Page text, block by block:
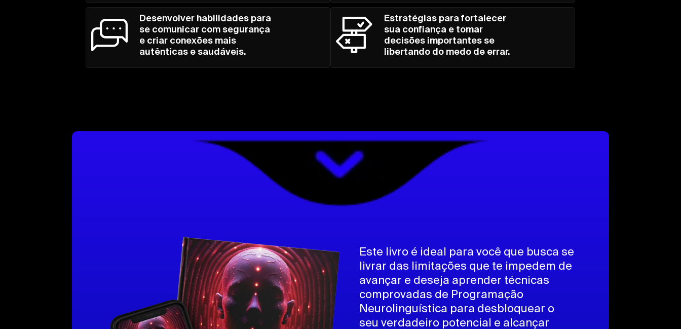
Desenvolver habilidades para
se comunicar com segurança
e criar conexões mais
autênticas e saudáveis.
Estratégias para fortalecer
sua confiança e tomar
decisões importantes se
libertando do medo de errar.
Este livro é ideal para você que busca se
livrar das limitações que te impedem de
avançar e deseja aprender técnicas
comprovadas de Programação
Neurolinguística para desbloquear o
seu verdadeiro potencial e alcançar